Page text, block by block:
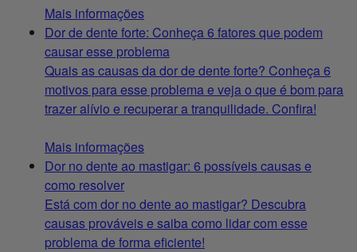
Mais informações
Dor de dente forte: Conheça 6 fatores que podem
causar esse problema
Quais as causas da dor de dente forte? Conheça 6
motivos para esse problema e veja o que é bom para
trazer alívio e recuperar a tranquilidade. Confira!
Mais informações
Dor no dente ao mastigar: 6 possíveis causas e
como resolver
Está com dor no dente ao mastigar? Descubra
causas prováveis e saiba como lidar com esse
problema de forma eficiente!